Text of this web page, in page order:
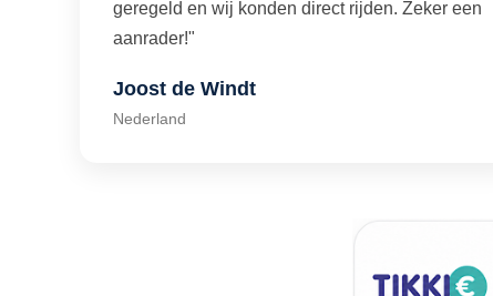
geregeld en wij konden direct rijden. Zeker een
aanrader!"
Joost de Windt
Nederland